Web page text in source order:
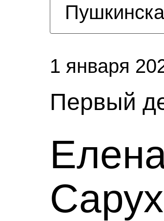
1 января
Первый